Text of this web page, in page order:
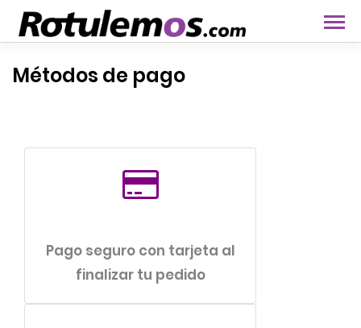
Métodos de pago
Pago seguro con tarjeta al
finalizar tu pedido